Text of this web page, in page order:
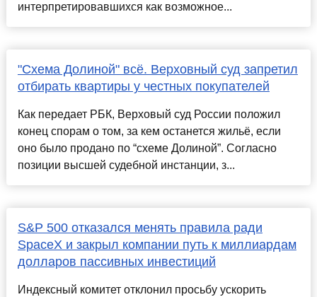
интерпретировавшихся как возможное...
"Схема Долиной" всё. Верховный суд запретил
отбирать квартиры у честных покупателей
Как передает РБК, Верховый суд России положил
конец спорам о том, за кем останется жильё, если
оно было продано по “схеме Долиной”. Согласно
позиции высшей судебной инстанции, з...
S&P 500 отказался менять правила ради
SpaceX и закрыл компании путь к миллиардам
долларов пассивных инвестиций
Индексный комитет отклонил просьбу ускорить